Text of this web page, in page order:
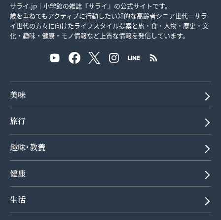
サライ.jp｜小学館の雑誌『サライ』の公式サイトです。
歳を重ねてもアクティブに行動したい知的な高齢者シニア世代＝サラ
イ世代の方々に向けたライフスタイル提案と旅・食・人物・歴史・文
化・趣味・健康・モノ情報など上質な情報を発信しています。
美味
旅行
趣味･教養
健康
生活